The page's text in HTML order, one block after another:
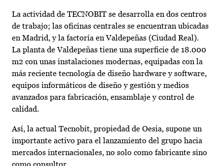
La actividad de TECNOBIT se desarrolla en dos centros
de trabajo; las oficinas centrales se encuentran ubicadas
en Madrid, y la factoría en Valdepeñas (Ciudad Real).
La planta de Valdepeñas tiene una superficie de 18.000
m2 con unas instalaciones modernas, equipadas con la
más reciente tecnología de diseño hardware y software,
equipos informáticos de diseño y gestión y medios
avanzados para fabricación, ensamblaje y control de
calidad.
Así, la actual Tecnobit, propiedad de Oesia, supone un
importante activo para el lanzamiento del grupo hacia
mercados internacionales, no solo como fabricante sino